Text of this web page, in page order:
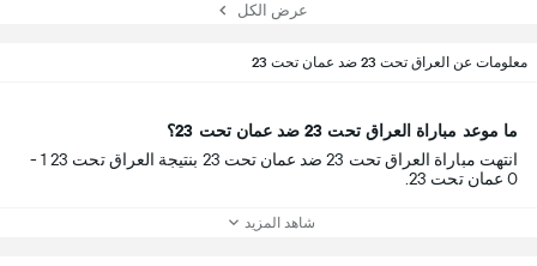
عرض الكل
معلومات عن العراق تحت 23 ضد عمان تحت 23
ما موعد مباراة العراق تحت 23 ضد عمان تحت 23؟
انتهت مباراة العراق تحت 23 ضد عمان تحت 23 بنتيجة العراق تحت 23 1 -
0 عمان تحت 23.
شاهد المزيد